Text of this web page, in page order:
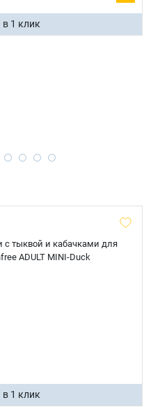
в 1 клик
с тыквой и кабачками для
ADULT MINI-Duck
в 1 клик